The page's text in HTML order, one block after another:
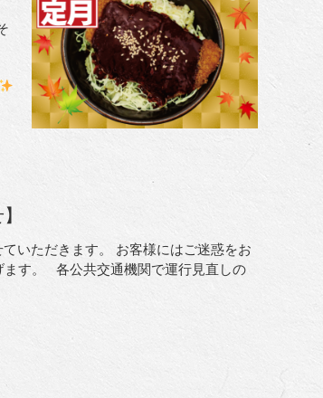
いただきます。 お客様にはご迷惑をお
ます。 各公共交通機関で運行見直しの